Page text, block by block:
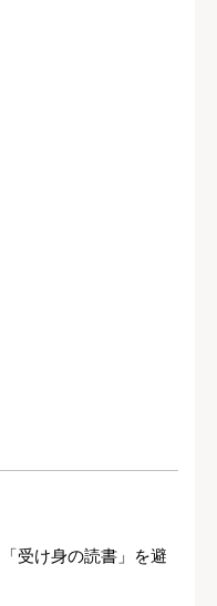
受け身の読書」を避